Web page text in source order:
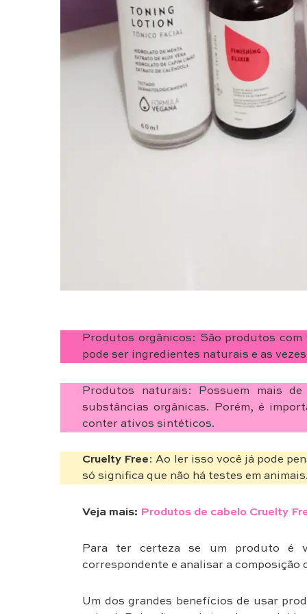
Produtos orgânicos: São produtos
pode ser ingredientes naturais e as
Produtos naturais: Possuem mais
substâncias orgânicas. Porém, é
conter ativos sintéticos.
Cruelty Free: Ao ler isso você já pode
só significa que não há testes em
Veja mais: Produtos de cabelo Cruelty
Para ter certeza se um produto é
correspondente e analisar a composição
Um dos grandes benefícios de usar